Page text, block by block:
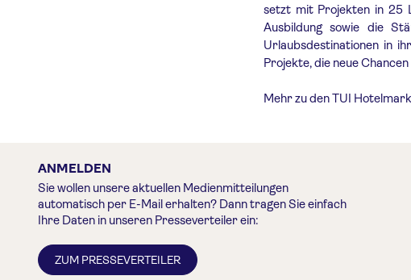
setzt mit Projekten in 25
Ausbildung sowie die
Urlaubsdestinationen in
Projekte, die neue
Mehr zu denTUI
ANMELDEN
Sie wollen unsere aktuellen Medienmitteilungen
automatisch per E-Mail erhalten? Dann tragen Sie einfach
Ihre Daten in unseren Presseverteiler ein:
ZUM PRESSEVERTEILER